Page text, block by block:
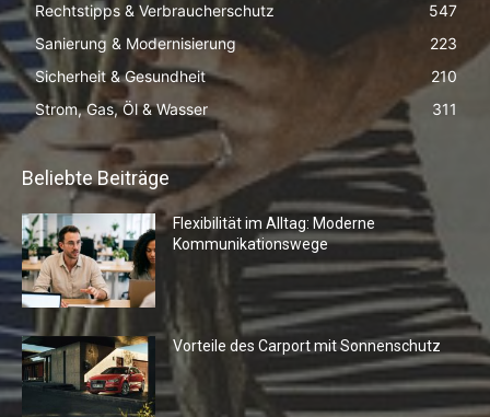
Rechtstipps & Verbraucherschutz
547
Sanierung & Modernisierung
223
Sicherheit & Gesundheit
210
Strom, Gas, Öl & Wasser
311
Beliebte Beiträge
Flexibilität im Alltag: Moderne
Kommunikationswege
Vorteile des Carport mit Sonnenschutz